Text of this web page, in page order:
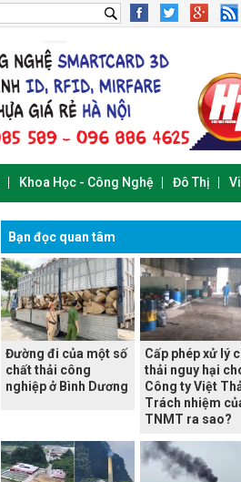
Khoa Học - Công Nghệ Đô Thị
Bạn đọc quan tâm
Đường đi của một số
chất thải công
nghiệp ở Bình Dương
Cấp phép xử lý
thải nguy hại
Công ty Việt
Trách nhiệm
TNMT ra sao?